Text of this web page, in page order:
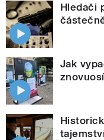
Hledači
Jak